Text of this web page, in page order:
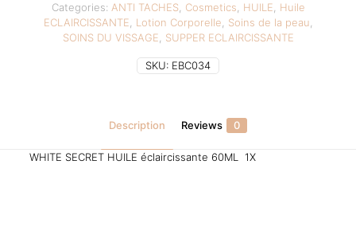
SKU: EBC034
Categories: ANTI TACHES, Cosmetics, HUILE, Huile
ECLAIRCISSANTE, Lotion Corporelle, Soins de la peau,
SOINS DU VISSAGE, SUPPER ECLAIRCISSANTE
Description Reviews 0
WHITE SECRET HUILE éclaircissante 60ML 1X